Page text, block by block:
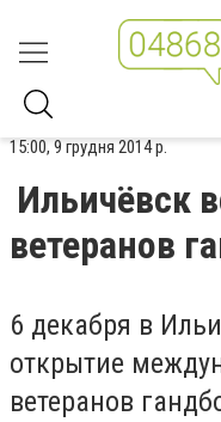
15:00, 9 грудня 2014 р.
Ильичёвск
ветеранов
6 декабря в
открытие
ветеранов